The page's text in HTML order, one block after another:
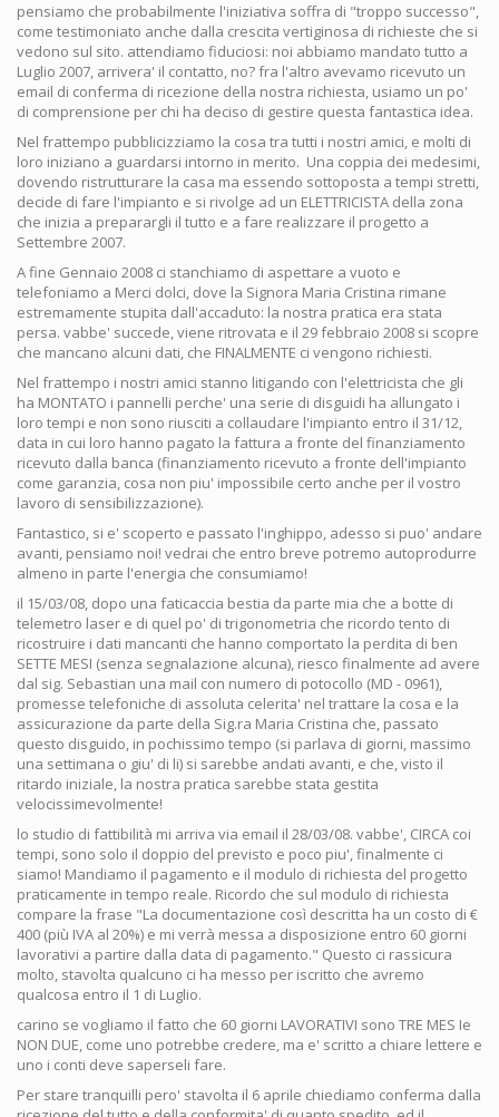
pensiamo che probabilmente l'iniziativa soffra di "troppo successo",
come testimoniato anche dalla crescita vertiginosa di richieste che si
vedono sul sito. attendiamo fiduciosi: noi abbiamo mandato tutto a
Luglio 2007, arrivera' il contatto, no? fra l'altro avevamo ricevuto un
email di conferma di ricezione della nostra richiesta, usiamo un po'
di comprensione per chi ha deciso di gestire questa fantastica idea.
Nel frattempo pubblicizziamo la cosa tra tutti i nostri amici, e molti di
loro iniziano a guardarsi intorno in merito. Una coppia dei medesimi,
dovendo ristrutturare la casa ma essendo sottoposta a tempi stretti,
decide di fare l'impianto e si rivolge ad un ELETTRICISTA della zona
che inizia a preparargli il tutto e a fare realizzare il progetto a
Settembre 2007.
A fine Gennaio 2008 ci stanchiamo di aspettare a vuoto e
telefoniamo a Merci dolci, dove la Signora Maria Cristina rimane
estremamente stupita dall'accaduto: la nostra pratica era stata
persa. vabbe' succede, viene ritrovata e il 29 febbraio 2008 si scopre
che mancano alcuni dati, che FINALMENTE ci vengono richiesti.
Nel frattempo i nostri amici stanno litigando con l'elettricista che gli
ha MONTATO i pannelli perche' una serie di disguidi ha allungato i
loro tempi e non sono riusciti a collaudare l'impianto entro il 31/12,
data in cui loro hanno pagato la fattura a fronte del finanziamento
ricevuto dalla banca (finanziamento ricevuto a fronte dell'impianto
come garanzia, cosa non piu' impossibile certo anche per il vostro
lavoro di sensibilizzazione).
Fantastico, si e' scoperto e passato l'inghippo, adesso si puo' andare
avanti, pensiamo noi! vedrai che entro breve potremo autoprodurre
almeno in parte l'energia che consumiamo!
il 15/03/08, dopo una faticaccia bestia da parte mia che a botte di
telemetro laser e di quel po' di trigonometria che ricordo tento di
ricostruire i dati mancanti che hanno comportato la perdita di ben
SETTE MESI (senza segnalazione alcuna), riesco finalmente ad avere
dal sig. Sebastian una mail con numero di potocollo (MD - 0961),
promesse telefoniche di assoluta celerita' nel trattare la cosa e la
assicurazione da parte della Sig.ra Maria Cristina che, passato
questo disguido, in pochissimo tempo (si parlava di giorni, massimo
una settimana o giu' di li) si sarebbe andati avanti, e che, visto il
ritardo iniziale, la nostra pratica sarebbe stata gestita
velocissimevolmente!
lo studio di fattibilità mi arriva via email il 28/03/08. vabbe', CIRCA coi
tempi, sono solo il doppio del previsto e poco piu', finalmente ci
siamo! Mandiamo il pagamento e il modulo di richiesta del progetto
praticamente in tempo reale. Ricordo che sul modulo di richiesta
compare la frase "La documentazione così descritta ha un costo di €
400 (più IVA al 20%) e mi verrà messa a disposizione entro 60 giorni
lavorativi a partire dalla data di pagamento." Questo ci rassicura
molto, stavolta qualcuno ci ha messo per iscritto che avremo
qualcosa entro il 1 di Luglio.
carino se vogliamo il fatto che 60 giorni LAVORATIVI sono TRE MES Ie
NON DUE, come uno potrebbe credere, ma e' scritto a chiare lettere e
uno i conti deve saperseli fare.
Per stare tranquilli pero' stavolta il 6 aprile chiediamo conferma dalla